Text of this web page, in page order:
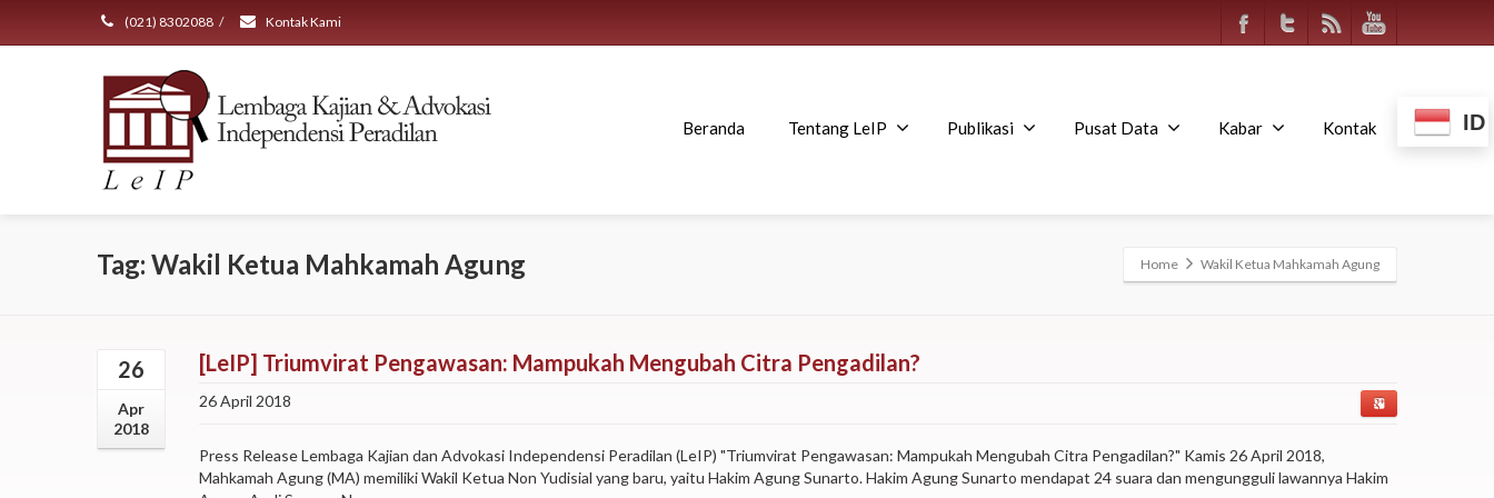
(021) 8302088 / Kontak Kami
Beranda Tentang LeIP Publikasi Pusat Data Kabar Kontak ID
Tag: Wakil Ketua Mahkamah Agung Home Wakil Ketua Mahkamah Agung
26
Apr
2018
[LeIP] Triumvirat Pengawasan: Mampukah Mengubah Citra Pengadilan?
26 April 2018
Press Release Lembaga Kajian dan Advokasi Independensi Peradilan (LeIP) "Triumvirat Pengawasan: Mampukah Mengubah Citra Pengadilan?" Kamis 26 April 2018,
Mahkamah Agung (MA) memiliki Wakil Ketua Non Yudisial yang baru, yaitu Hakim Agung Sunarto. Hakim Agung Sunarto mendapat 24 suara dan mengungguli lawannya Hakim